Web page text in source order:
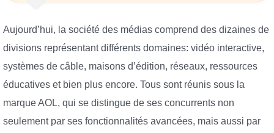
Aujourd’hui, la société des médias comprend des dizaines de
divisions représentant différents domaines: vidéo interactive,
systèmes de câble, maisons d’édition, réseaux, ressources
éducatives et bien plus encore. Tous sont réunis sous la
marque AOL, qui se distingue de ses concurrents non
seulement par ses fonctionnalités avancées, mais aussi par